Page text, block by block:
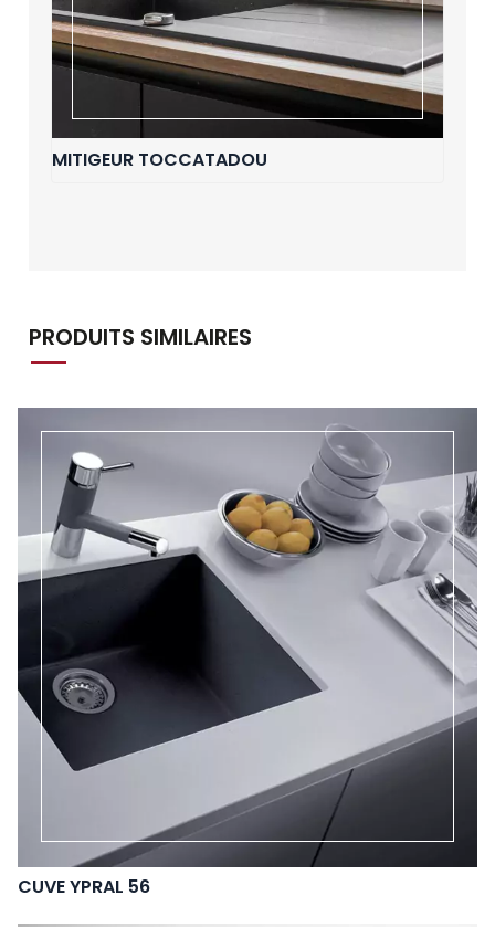
MITIGEUR TOCCATADOU
PRODUITS SIMILAIRES
CUVE YPRAL 56